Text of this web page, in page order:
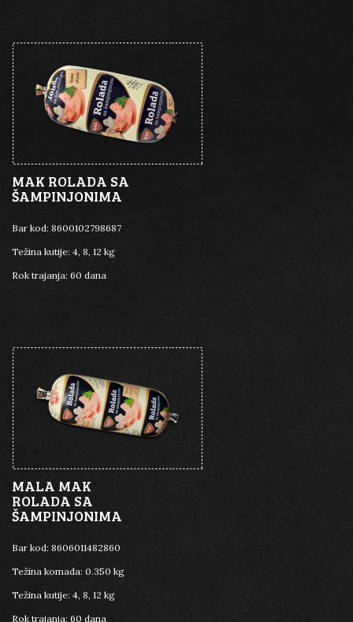
MAK ROLADA SA
ŠAMPINJONIMA
Bar kod: 8600102798687
Težina kutije: 4, 8, 12 kg
Rok trajanja: 60 dana
MALA MAK
ROLADA SA
ŠAMPINJONIMA
Bar kod: 8606011482860
Težina komada: 0.350 kg
Težina kutije: 4, 8, 12 kg
Rok trajanja: 60 dana